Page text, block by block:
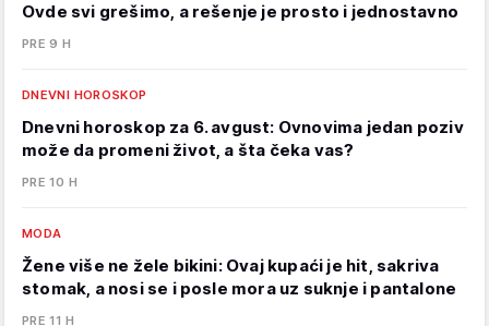
Ovde svi grešimo, a rešenje je prosto i jednostavno
PRE 9 H
DNEVNI HOROSKOP
Dnevni horoskop za 6. avgust: Ovnovima jedan poziv
može da promeni život, a šta čeka vas?
PRE 10 H
MODA
Žene više ne žele bikini: Ovaj kupaći je hit, sakriva
stomak, a nosi se i posle mora uz suknje i pantalone
PRE 11 H